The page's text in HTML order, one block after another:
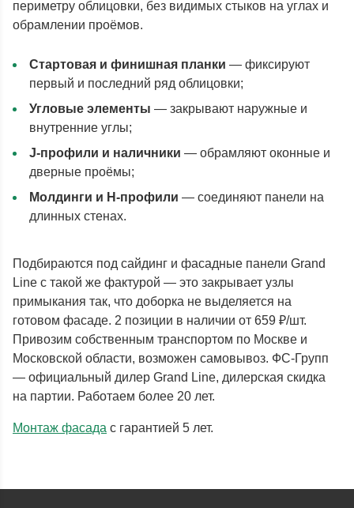
периметру облицовки, без видимых стыков на углах и
обрамлении проёмов.
Стартовая и финишная планки — фиксируют
первый и последний ряд облицовки;
Угловые элементы — закрывают наружные и
внутренние углы;
J-профили и наличники — обрамляют оконные и
дверные проёмы;
Молдинги и H-профили — соединяют панели на
длинных стенах.
Подбираются под сайдинг и фасадные панели Grand
Line с такой же фактурой — это закрывает узлы
примыкания так, что доборка не выделяется на
готовом фасаде. 2 позиции в наличии от 659 ₽/шт.
Привозим собственным транспортом по Москве и
Московской области, возможен самовывоз. ФС-Групп
— официальный дилер Grand Line, дилерская скидка
на партии. Работаем более 20 лет.
Монтаж фасада с гарантией 5 лет.